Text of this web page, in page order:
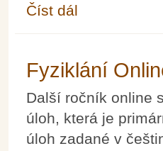
Číst dál
Fyziklání
Další ročník online
úloh, která je
úloh zadané v